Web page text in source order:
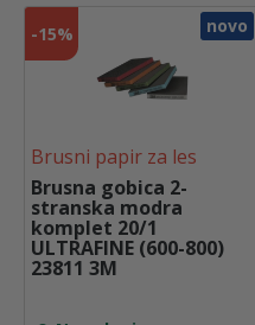
€
.n
a
j
e
b
i
l
a
:
t
n
a
j
e
:
0
,
4
-15%
Brusni papir za les
Brusna gobica 2-
stranska modra
komplet 20/1
ULTRAFINE (600-800)
23811 3M
novo